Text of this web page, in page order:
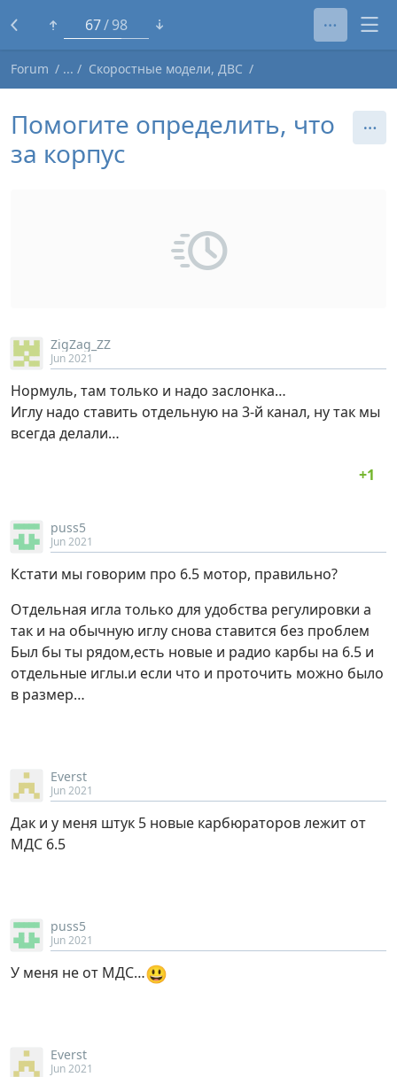
43 98
Forum Скоростные модели, ДВС
Помогите определить, что
за корпус
ZigZag_ZZ
Jun 2021
Нормуль, там только и надо заслонка…
Иглу надо ставить отдельную на 3-й канал, ну так мы
всегда делали…
puss5
Jun 2021
Кстати мы говорим про 6.5 мотор, правильно?
Отдельная игла только для удобства регулировки а
так и на обычную иглу снова ставится без проблем
Был бы ты рядом,есть новые и радио карбы на 6.5 и
отдельные иглы.и если что и проточить можно было
в размер…
Everst
Jun 2021
Дак и у меня штук 5 новые карбюраторов лежит от
МДС 6.5
puss5
Jun 2021
У меня не от МДС…😃
Everst
Jun 2021